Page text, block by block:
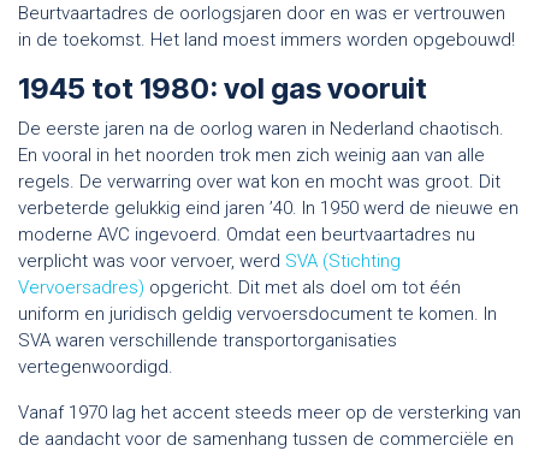
Beurtvaartadres de oorlogsjaren door en was er vertrouwen
in de toekomst. Het land moest immers worden opgebouwd!
1945 tot 1980: vol gas vooruit
De eerste jaren na de oorlog waren in Nederland chaotisch.
En vooral in het noorden trok men zich weinig aan van alle
regels. De verwarring over wat kon en mocht was groot. Dit
verbeterde gelukkig eind jaren ’40. In 1950 werd de nieuwe en
moderne AVC ingevoerd. Omdat een beurtvaartadres nu
verplicht was voor vervoer, werd SVA (Stichting
Vervoersadres) opgericht. Dit met als doel om tot één
uniform en juridisch geldig vervoersdocument te komen. In
SVA waren verschillende transportorganisaties
vertegenwoordigd.
Vanaf 1970 lag het accent steeds meer op de versterking van
de aandacht voor de samenhang tussen de commerciële en